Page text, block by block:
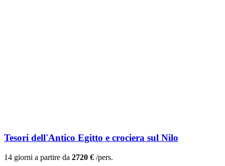
Tesori dell'Antico Egitto e crociera sul Nilo
14 giorni a partire da 2720 € /pers.